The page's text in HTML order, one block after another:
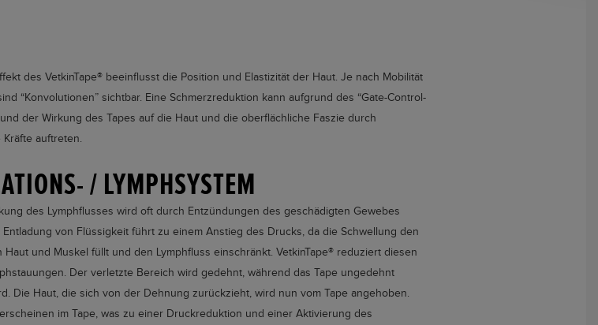
des VetkinTape® beeinflusst die Position und Elastizität der Haut. Je nach Mobilität
“Konvolutionen” sichtbar. Eine Schmerzreduktion kann aufgrund des “Gate-Control-
und der Wirkung des Tapes auf die Haut und die oberflächliche Faszie durch
auftreten.
/ LYMPHSYSTEM
des Lymphflusses wird oft durch Entzündungen des geschädigten Gewebes
von Flüssigkeit führt zu einem Anstieg des Drucks, da die Schwellung den
Haut und Muskel füllt und den Lymphfluss einschränkt. VetkinTape® reduziert diesen
Der verletzte Bereich wird gedehnt, während das Tape ungedehnt
Die Haut, die sich von der Dehnung zurückzieht, wird nun vom Tape angehoben.
im Tape, was zu einer Druckreduktion und einer Aktivierung des